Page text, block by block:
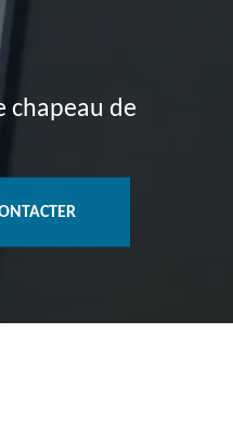
chapeau de